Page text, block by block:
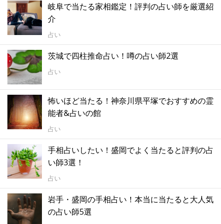
岐阜で当たる家相鑑定！評判の占い師を厳選紹
介
占い
茨城で四柱推命占い！噂の占い師2選
占い
怖いほど当たる！神奈川県平塚でおすすめの霊
能者&占いの館
占い
手相占いしたい！盛岡でよく当たると評判の占
い師3選！
占い
岩手・盛岡の手相占い！本当に当たると大人気
の占い師5選